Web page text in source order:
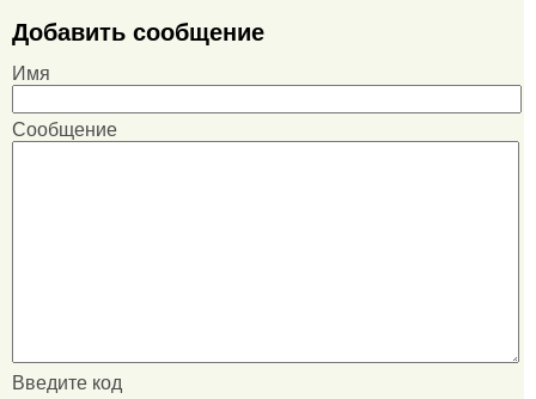
Добавить сообщение
Имя
Сообщение
Введите код